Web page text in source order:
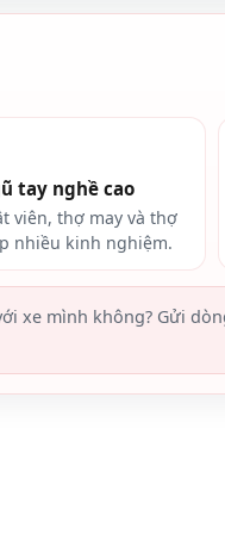
tay nghề cao
viên, thợ may và thợ
nhiều kinh nghiệm.
xe mình không? Gửi